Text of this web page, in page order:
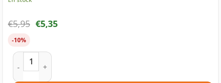
€5,95 €5,35
-10%
quantité de Cartouche d'encre compatible Brother LC123 C